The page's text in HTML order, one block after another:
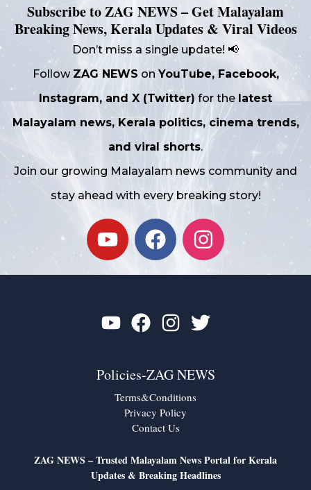
Subscribe to ZAG NEWS – Get Malayalam
Breaking News, Kerala Updates & Viral Videos
Don’t miss a single update! 📢
Follow ZAG NEWS onYouTube, Facebook,
Instagram, and X (Twitter) for the latest
Malayalam news, Kerala politics, cinema trends,
and viral shorts.
Join our growing Malayalam news community and
stay ahead with every breaking story!
Y
o
u
u
b
F
a
c
b
o
k
I
n
s
a
g
a
Policies-ZAG NEWS
Terms&Conditions
Privacy Policy
Contact Us
ZAG NEWS – Trusted Malayalam News Portal for Kerala
Updates & Breaking Headlines